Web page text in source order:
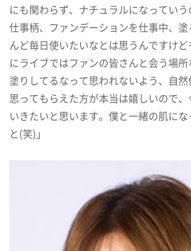
にも関わらず、ナチュラルになっていう
仕事柄、ファンデーションを仕事中、
んど毎日使いたいなとは思うんですけ
にライブではファンの皆さんと会う場
塗りしてるなって思われないよう、自
思ってもらえた方が本当は嬉しいので
いきたいと思います。僕と一緒の肌に
と(笑)」